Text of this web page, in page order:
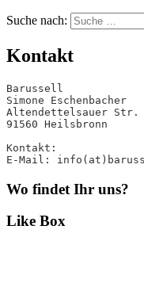
Suche nach:
Kontakt
Barussell
Simone Eschenbacher
Altendettelsauer Str.
91560 Heilsbronn
Kontakt:
E-Mail:
Wo findet Ihr uns?
Like Box